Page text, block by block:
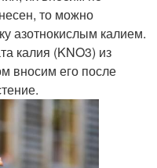
то можно
азотнокислым калием.
калия (KNO3) из
вносим его после